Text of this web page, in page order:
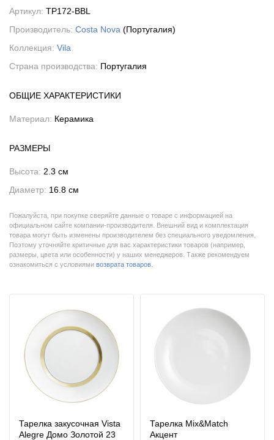
Артикул: TP172-BBL
Производитель: Costa Nova (Португалия)
Коллекция: Vila
Страна производства: Португалия
ОБЩИЕ ХАРАКТЕРИСТИКИ
Материал: Керамика
РАЗМЕРЫ
Высота: 2.3 см
Диаметр: 16.8 см
Пожалуйста, при покупке сверяйте данные о товаре с информацией на
официальном сайте компании-производителя. Внешний вид и комплектация
товара могут быть изменены производителем без специального уведомления.
Поэтому уточняйте критичные для вас характеристики товаров (например,
размеры, цвета или особенности) у наших менеджеров. Также рекомендуем
ознакомиться с условиями возврата товаров
Тарелка закусочная Vista
Alegre Домо Золотой 23
Тарелка Mix&Match
Акцент